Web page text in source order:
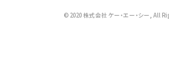
© 2020 株式会社 ケー・エー・シー, All